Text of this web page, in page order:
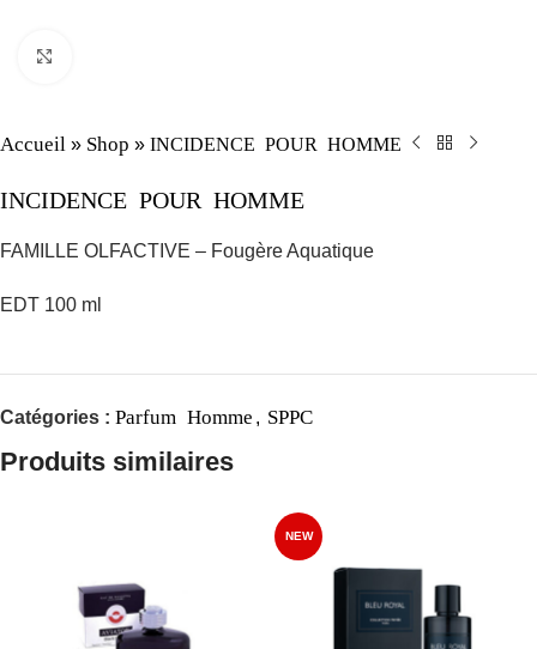
Accueil » Shop » INCIDENCE POUR HOMME
INCIDENCE POUR HOMME
FAMILLE OLFACTIVE – Fougère Aquatique
EDT 100 ml
Catégories : Parfum Homme , SPPC
Produits similaires
NEW